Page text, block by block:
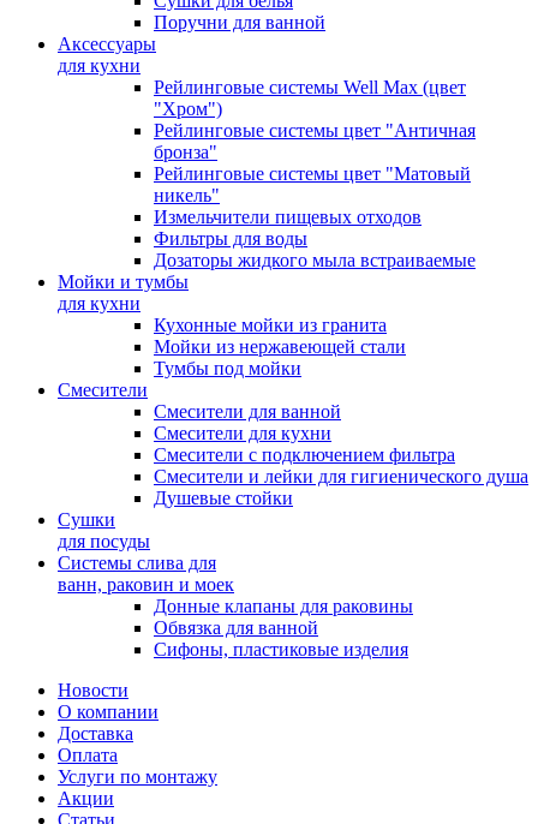
Поручни для ванной
Аксессуары
для кухни
Рейлинговые системы Well Max (цвет
"Хром")
Рейлинговые системы цвет "Античная
бронза"
Рейлинговые системы цвет "Матовый
никель"
Измельчители пищевых отходов
Фильтры для воды
Дозаторы жидкого мыла встраиваемые
Мойки и тумбы
для кухни
Кухонные мойки из гранита
Мойки из нержавеющей стали
Тумбы под мойки
Смесители
Смесители для ванной
Смесители для кухни
Смесители с подключением фильтра
Cмесители и лейки для гигиенического душа
Душевые стойки
Сушки
для посуды
Системы слива для
ванн, раковин и моек
Донные клапаны для раковины
Обвязка для ванной
Сифоны, пластиковые изделия
Новости
О компании
Доставка
Оплата
Услуги по монтажу
Акции
Статьи